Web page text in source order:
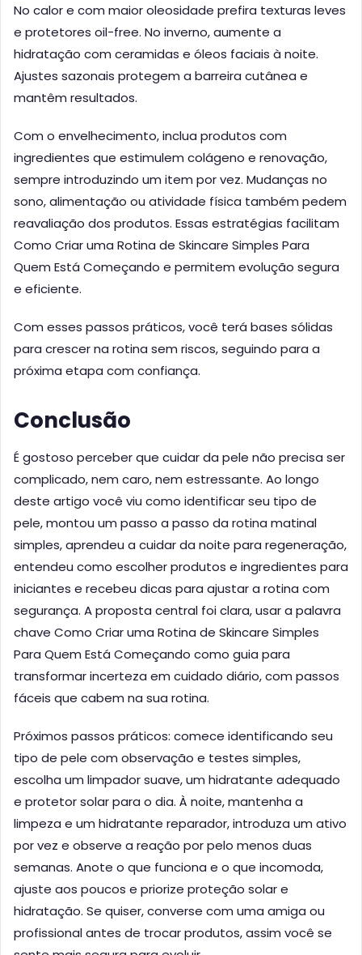
No calor e com maior oleosidade prefira texturas leves
e protetores oil-free. No inverno, aumente a
hidratação com ceramidas e óleos faciais à noite.
Ajustes sazonais protegem a barreira cutânea e
mantêm resultados.
Com o envelhecimento, inclua produtos com
ingredientes que estimulem colágeno e renovação,
sempre introduzindo um item por vez. Mudanças no
sono, alimentação ou atividade física também pedem
reavaliação dos produtos. Essas estratégias facilitam
Como Criar uma Rotina de Skincare Simples Para
Quem Está Começando e permitem evolução segura
e eficiente.
Com esses passos práticos, você terá bases sólidas
para crescer na rotina sem riscos, seguindo para a
próxima etapa com confiança.
Conclusão
É gostoso perceber que cuidar da pele não precisa ser
complicado, nem caro, nem estressante. Ao longo
deste artigo você viu como identificar seu tipo de
pele, montou um passo a passo da rotina matinal
simples, aprendeu a cuidar da noite para regeneração,
entendeu como escolher produtos e ingredientes para
iniciantes e recebeu dicas para ajustar a rotina com
segurança. A proposta central foi clara, usar a palavra
chave Como Criar uma Rotina de Skincare Simples
Para Quem Está Começando como guia para
transformar incerteza em cuidado diário, com passos
fáceis que cabem na sua rotina.
Próximos passos práticos: comece identificando seu
tipo de pele com observação e testes simples,
escolha um limpador suave, um hidratante adequado
e protetor solar para o dia. À noite, mantenha a
limpeza e um hidratante reparador, introduza um ativo
por vez e observe a reação por pelo menos duas
semanas. Anote o que funciona e o que incomoda,
ajuste aos poucos e priorize proteção solar e
hidratação. Se quiser, converse com uma amiga ou
profissional antes de trocar produtos, assim você se